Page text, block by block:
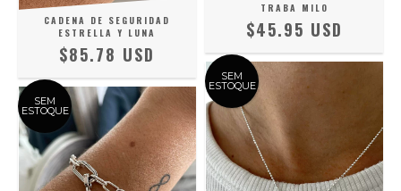
CADENA DE SEGURIDAD
ESTRELLA Y LUNA
$85.78 USD
TRABA MILO
$45.95 USD
SEM
ESTOQUE
SEM
ESTOQUE